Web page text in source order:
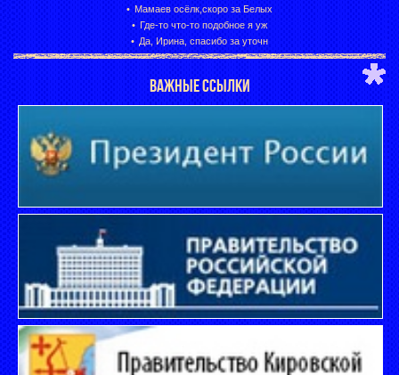
Мамаев осёлк,скоро за Белых
Где-то что-то подобное я уж
Да, Ирина, спасибо за уточн
ВАЖНЫЕ ССЫЛКИ